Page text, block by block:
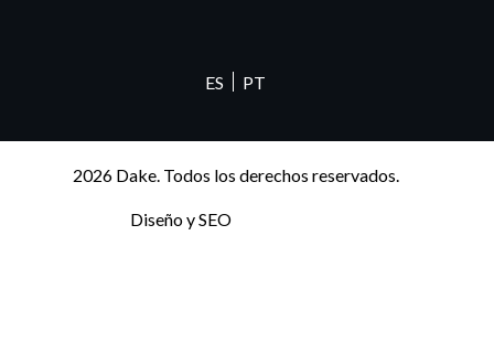
ES PT
2026 Dake. Todos los derechos reservados.
Diseño y SEO